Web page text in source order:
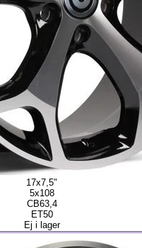
17x7,5"
5x108
CB63,4
ET50
Ej i lager